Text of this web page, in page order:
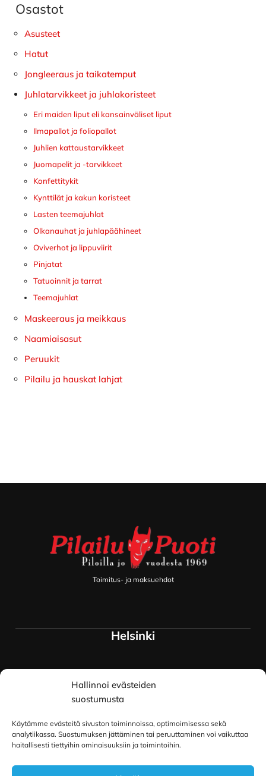
Hallinnoi evästeiden
suostumusta
Käytämme evästeitä sivuston toiminnoissa, optimoimisessa sekä
analytiikassa. Suostumuksen jättäminen tai peruuttaminen voi vaikuttaa
haitallisesti tiettyihin ominaisuuksiin ja toimintoihin.
Ensisijainen
sivupalkki
Osastot
Asusteet
Hatut
Jongleeraus ja taikatemput
Juhlatarvikkeet ja juhlakoristeet
Eri maiden liput eli kansainväliset liput
Ilmapallot ja foliopallot
Juhlien kattaustarvikkeet
Juomapelit ja -tarvikkeet
Konfettitykit
Kynttilät ja kakun koristeet
Lasten teemajuhlat
Olkanauhat ja juhlapäähineet
Oviverhot ja lippuviirit
Pinjatat
Tatuoinnit ja tarrat
Teemajuhlat
Maskeeraus ja meikkaus
Naamiaisasut
Peruukit
Pilailu ja hauskat lahjat
Toimitus- ja maksuehdot
Helsinki
Myymälä ja keskusvarasto
Siltavuorenranta 18
00170 Helsinki
Oulu
Kauppurienkatu 34